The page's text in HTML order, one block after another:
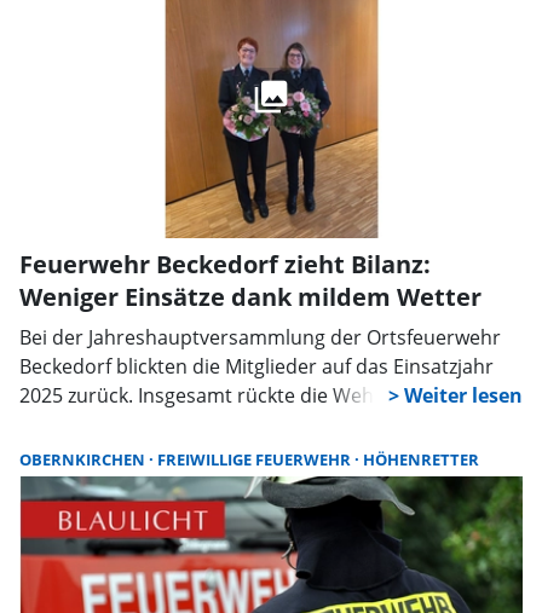
Feuerwehr Beckedorf zieht Bilanz:
Weniger Einsätze dank mildem Wetter
Bei der Jahreshauptversammlung der Ortsfeuerwehr
Beckedorf blickten die Mitglieder auf das Einsatzjahr
2025 zurück. Insgesamt rückte die Wehr zu elf
sieben technische Hilfeleistungen. Die geringere
Einsatzzahl im Vergleich zum Vorjahr sei insbesondere
auf das Ausbleiben größerer Unwetterlagen
zurückzuführen. Zudem unterlägen die
Einsatzentwicklungen natürlichen Schwankungen, wie
Gemeindebrandmeister Benjamin Heine erläuterte.
OBERNKIRCHEN FREIWILLIGE FEUERWEHR HÖHENRETTER